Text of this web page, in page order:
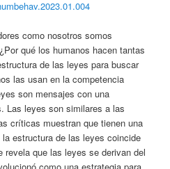
como nosotros somos
qué los humanos hacen tantas
de las leyes para buscar
las usan en la competencia
son mensajes con una
Las leyes son similares a las
críticas muestran que tienen una
estructura de las leyes coincide
revela que las leyes se derivan del